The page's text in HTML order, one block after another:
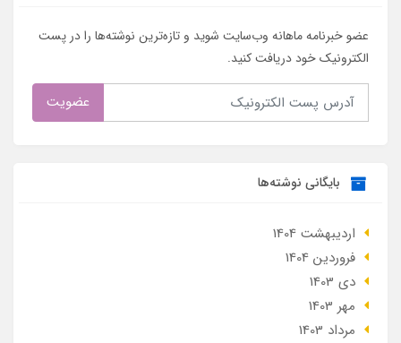
عضو خبرنامه ماهانه وب‌سایت شوید و تازه‌ترین نوشته‌ها را در پست
الکترونیک خود دریافت کنید.
عضویت
بایگانی نوشته‌ها
ارديبهشت 1404
فروردین 1404
دی 1403
مهر 1403
مرداد 1403